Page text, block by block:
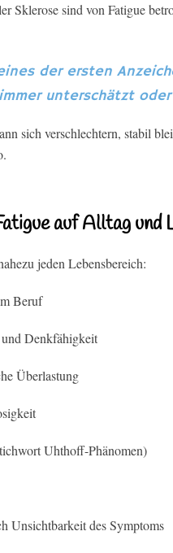
Sklerose sind von Fatigue
der ersten
unterschätzt
sich verschlechtern, stabil
auf Alltag und
jeden Lebensbereich:
Beruf
Denkfähigkeit
Überlastung
Uhthoff-Phänomen)
Unsichtbarkeit des Symptoms